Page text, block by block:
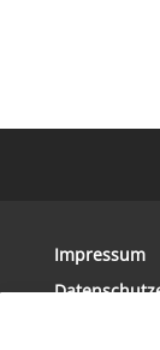
Impressum
Allgemeine